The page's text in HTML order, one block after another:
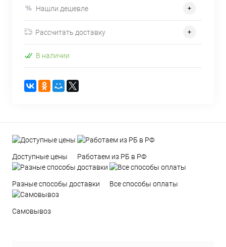
Нашли дешевле
Рассчитать доставку
В наличии
Доступные цены Работаем из РБ в РФ
Разные способы доставки Все способы оплаты
Самовывоз